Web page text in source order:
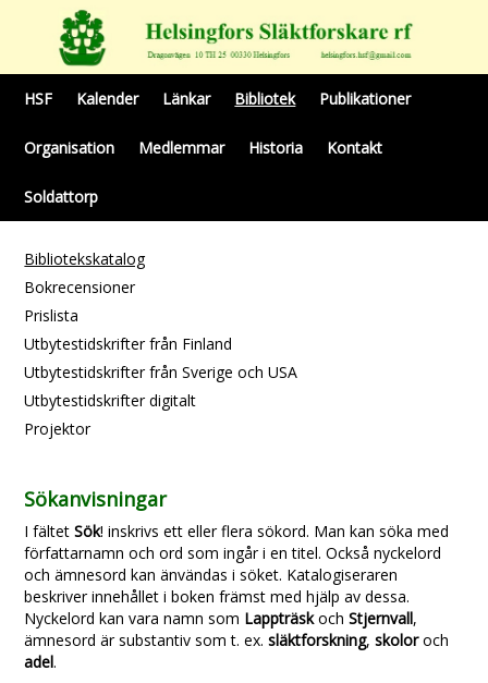
HSF Kalender Länkar Bibliotek Publikationer
Organisation Medlemmar Historia Kontakt
Soldattorp
Bibliotekskatalog
Bokrecensioner
Prislista
Utbytestidskrifter från Finland
Utbytestidskrifter från Sverige och USA
Utbytestidskrifter digitalt
Projektor
Sökanvisningar
I fältetSök! inskrivs ett eller flera sökord. Man kan söka med
författarnamn och ord som ingår i en titel. Också nyckelord
och ämnesord kan änvändas i söket. Katalogiseraren
beskriver innehållet i boken främst med hjälp av dessa.
Nyckelord kan vara namn som LappträskochStjernvall,
ämnesord är substantiv som t. ex.släktforskning,skoloroch
adel.